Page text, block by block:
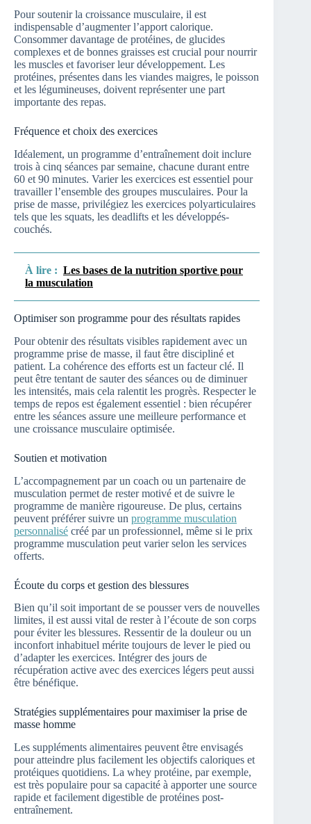
Pour soutenir la croissance musculaire, il est
indispensable d’augmenter l’apport calorique.
Consommer davantage de protéines, de glucides
complexes et de bonnes graisses est crucial pour nourrir
les muscles et favoriser leur développement. Les
protéines, présentes dans les viandes maigres, le poisson
et les légumineuses, doivent représenter une part
importante des repas.
Fréquence et choix des exercices
Idéalement, un programme d’entraînement doit inclure
trois à cinq séances par semaine, chacune durant entre
60 et 90 minutes. Varier les exercices est essentiel pour
travailler l’ensemble des groupes musculaires. Pour la
prise de masse, privilégiez les exercices polyarticulaires
tels que les squats, les deadlifts et les développés-
couchés.
À lire : Les bases de la nutrition sportive pour
la musculation
Optimiser son programme pour des résultats rapides
Pour obtenir des résultats visibles rapidement avec un
programme prise de masse, il faut être discipliné et
patient. La cohérence des efforts est un facteur clé. Il
peut être tentant de sauter des séances ou de diminuer
les intensités, mais cela ralentit les progrès. Respecter le
temps de repos est également essentiel : bien récupérer
entre les séances assure une meilleure performance et
une croissance musculaire optimisée.
Soutien et motivation
L’accompagnement par un coach ou un partenaire de
musculation permet de rester motivé et de suivre le
programme de manière rigoureuse. De plus, certains
peuvent préférer suivre un programme musculation
personnalisé créé par un professionnel, même si le prix
programme musculation peut varier selon les services
offerts.
Écoute du corps et gestion des blessures
Bien qu’il soit important de se pousser vers de nouvelles
limites, il est aussi vital de rester à l’écoute de son corps
pour éviter les blessures. Ressentir de la douleur ou un
inconfort inhabituel mérite toujours de lever le pied ou
d’adapter les exercices. Intégrer des jours de
récupération active avec des exercices légers peut aussi
être bénéfique.
Stratégies supplémentaires pour maximiser la prise de
masse homme
Les suppléments alimentaires peuvent être envisagés
pour atteindre plus facilement les objectifs caloriques et
protéiques quotidiens. La whey protéine, par exemple,
est très populaire pour sa capacité à apporter une source
rapide et facilement digestible de protéines post-
entraînement.